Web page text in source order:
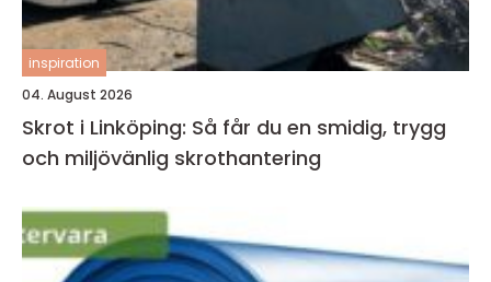
inspiration
04. August 2026
Skrot i Linköping: Så får du en smidig, trygg
och miljövänlig skrothantering